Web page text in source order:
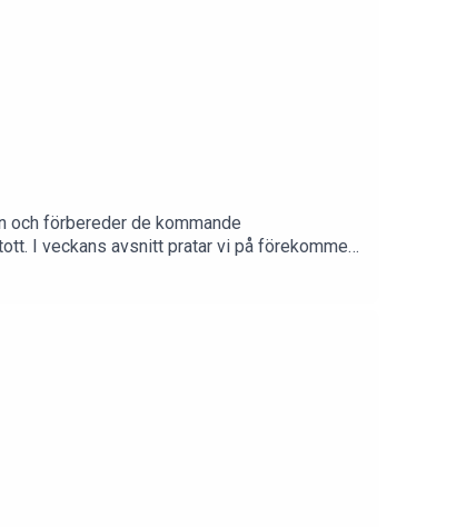
och förbereder de kommande
I veckans avsnitt pratar vi på förekommen
kroppsminnen och